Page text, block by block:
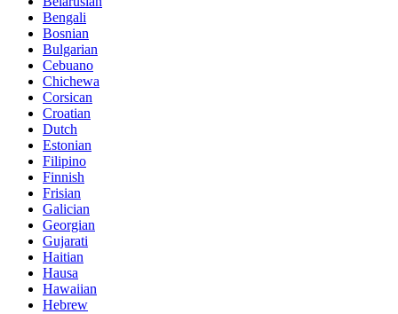
Bengali
Bosnian
Bulgarian
Cebuano
Chichewa
Corsican
Croatian
Dutch
Estonian
Filipino
Finnish
Frisian
Galician
Georgian
Gujarati
Haitian
Hausa
Hawaiian
Hebrew